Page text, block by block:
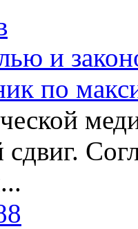
и
по
сдвиг.